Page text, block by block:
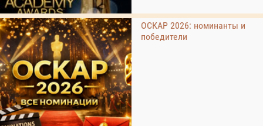
ОСКАР 2026: номинанты и
победители